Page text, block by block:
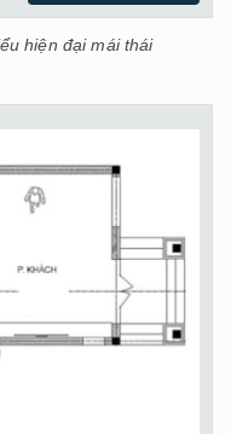
hiện đại mái thái